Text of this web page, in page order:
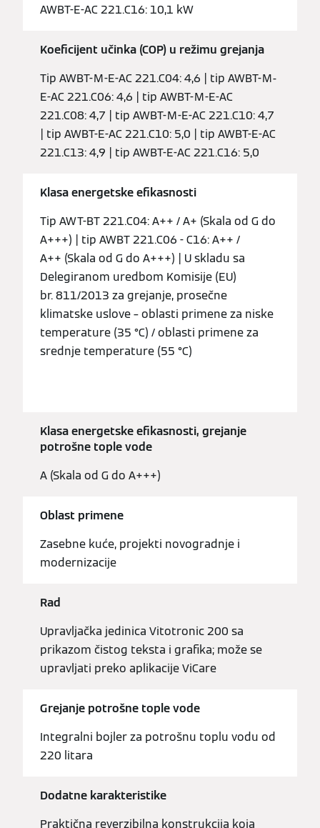
AWBT-E-AC 221.C16: 10,1 kW
Koeficijent učinka (COP) u režimu grejanja
Tip AWBT-M-E-AC 221.C04: 4,6 | tip AWBT-M-
E-AC 221.C06: 4,6 | tip AWBT-M-E-AC
221.C08: 4,7 | tip AWBT-M-E-AC 221.C10: 4,7
| tip AWBT-E-AC 221.C10: 5,0 | tip AWBT-E-AC
221.C13: 4,9 | tip AWBT-E-AC 221.C16: 5,0
Klasa energetske efikasnosti
Tip AWT-BT 221.C04: A++ / A+ (Skala od G do
A+++) | tip AWBT 221.C06 - C16: A++ /
A++ (Skala od G do A+++) | U skladu sa
Delegiranom uredbom Komisije (EU)
br. 811/2013 za grejanje, prosečne
klimatske uslove – oblasti primene za niske
temperature (35 °C) / oblasti primene za
srednje temperature (55 °C)
Klasa energetske efikasnosti, grejanje
potrošne tople vode
A (Skala od G do A+++)
Oblast primene
Zasebne kuće, projekti novogradnje i
modernizacije
Rad
Upravljačka jedinica Vitotronic 200 sa
prikazom čistog teksta i grafika; može se
upravljati preko aplikacije ViCare
Grejanje potrošne tople vode
Integralni bojler za potrošnu toplu vodu od
220 litara
Dodatne karakteristike
Praktična reverzibilna konstrukcija koja